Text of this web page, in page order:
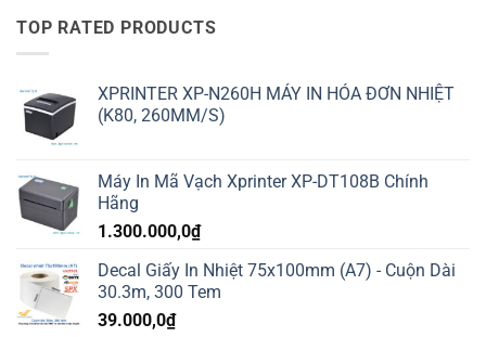
TOP RATED PRODUCTS
XPRINTER XP-N260H MÁY IN HÓA ĐƠN NHIỆT
(K80, 260MM/S)
Máy In Mã Vạch Xprinter XP-DT108B Chính
Hãng
1.300.000,0₫
Decal Giấy In Nhiệt 75x100mm (A7) - Cuộn Dài
30.3m, 300 Tem
39.000,0₫